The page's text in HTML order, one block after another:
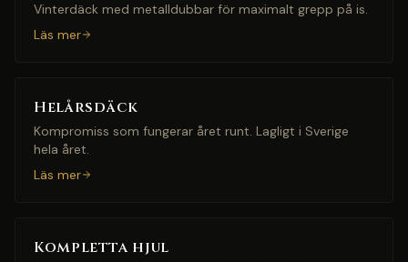
Vinterdäck med metalldubbar för maximalt grepp på is.
Läs mer
Helårsdäck
Kompromiss som fungerar året runt. Lagligt i Sverige
hela året.
Läs mer
Kompletta hjul